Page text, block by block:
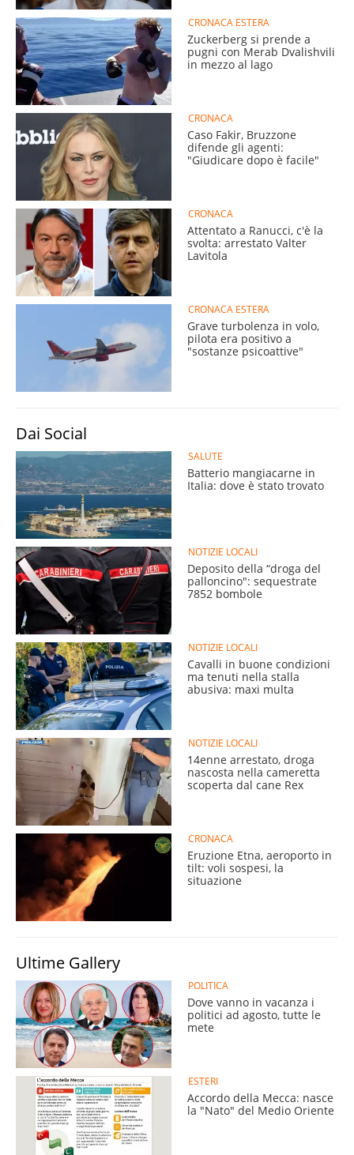
CRONACA ESTERA
Zuckerberg si prende a
pugni con Merab Dvalishvili
in mezzo al lago
CRONACA
Caso Fakir, Bruzzone
difende gli agenti:
"Giudicare dopo è facile"
CRONACA
Attentato a Ranucci, c'è la
svolta: arrestato Valter
Lavitola
CRONACA ESTERA
Grave turbolenza in volo,
pilota era positivo a
"sostanze psicoattive"
Dai Social
SALUTE
Batterio mangiacarne in
Italia: dove è stato trovato
NOTIZIE LOCALI
Deposito della “droga del
palloncino": sequestrate
7852 bombole
NOTIZIE LOCALI
Cavalli in buone condizioni
ma tenuti nella stalla
abusiva: maxi multa
NOTIZIE LOCALI
14enne arrestato, droga
nascosta nella cameretta
scoperta dal cane Rex
CRONACA
Eruzione Etna, aeroporto in
tilt: voli sospesi, la
situazione
Ultime Gallery
POLITICA
Dove vanno in vacanza i
politici ad agosto, tutte le
mete
ESTERI
Accordo della Mecca: nasce
la "Nato" del Medio Oriente